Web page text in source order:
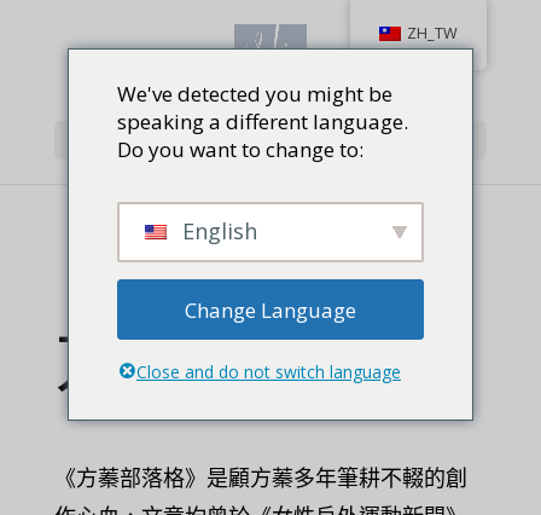
Select Page
方蓁部落格
《方蓁部落格》是顧方蓁多年筆耕不輟的創
ZH_TW
We've detected you might be
speaking a different language.
Do you want to change to:
English
Change Language
Close and do not switch language